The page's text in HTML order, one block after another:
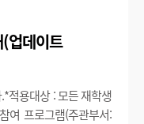
업데이트
적용대상 : 모든 재학생
여 프로그램(주관부서: